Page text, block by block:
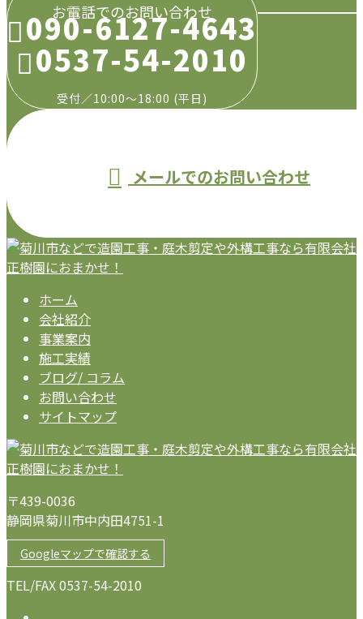
お電話でのお問い合わせ
090-6127-4643
0537-54-2010
受付／10:00～18:00 (平日)
メールでのお問い合わせ
ホーム
会社紹介
事業案内
施工実績
ブログ/ コラム
お問い合わせ
サイトマップ
〒439-0036
静岡県菊川市中内田4751-1
Googleマップで確認する
TEL/FAX 0537-54-2010